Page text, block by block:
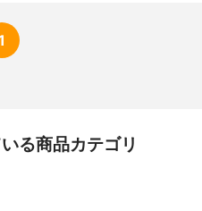
る商品カテゴリ